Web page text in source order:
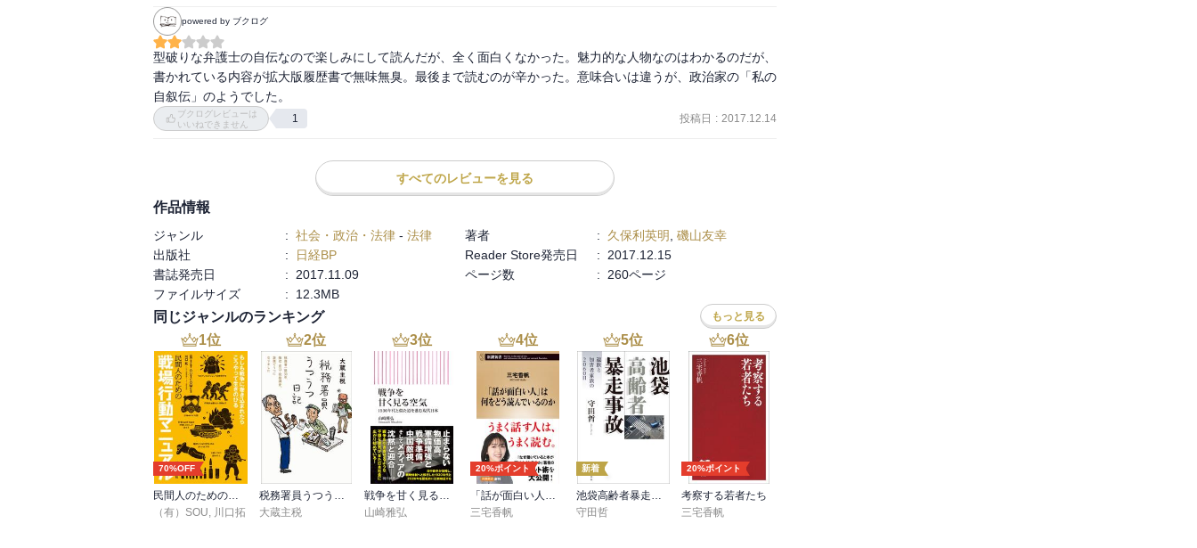
powered by ブクログ
型破りな弁護士の自伝なので楽しみにして読んだが、全く面白くなかった。魅力的な人物なのはわかるのだが、
書かれている内容が拡大版履歴書で無味無臭。最後まで読むのが辛かった。意味合いは違うが、政治家の「私の
自叙伝」のようでした。
ブクログレビューは
いいねできません
1 投稿日 : 2017.12.14
すべてのレビューを見る
作品情報
ジャンル : 社会・政治・法律 - 法律 著者 : 久保利英明
磯山友幸
出版社
: 日経BP Reader Store発売日 :
2017.12.15
書誌発売日
: 2017.11.09 ページ数 :
260ページ
ファイルサイズ
: 12.3MB
同じジャンルのランキング もっと見る
1位
70%OFF
民間人のための戦場行動マニュアル
（有）SOU, 川口拓
2位
税務署員うつうつ日記
大蔵主税
3位
戦争を甘く見る空気 1930年代と似た道を進む現代日本
山崎雅弘
4位
20%ポイント
「話が面白い人」は何をどう読んでいるのか（新潮新書）
三宅香帆
5位
新着
池袋高齢者暴走事故 遺族と加害者家族の2060日
守田哲
6位
20%ポイント
考察する若者たち
三宅香帆